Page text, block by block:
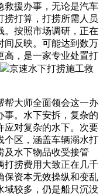
救援办事，无论是汽车
捞打算，打捞所需人员
。按照市场调研，正在
间反映。可能达到数万
高，是一家专业处置打
京速水下打捞施工救
大师全面领会这一办
事。水下安拆，复杂的
应对复杂的水下。次要
个区，涵盖车辆溺水打
及水下物品收受接管
打捞费用大致正在几千
保资本无效操纵和变乱
域较多，仍是船只沉没